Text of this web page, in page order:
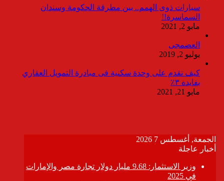
سيارات ذوى الهمم.. بين مطرقة الحكومة وسندان
السماسرة!!
مايو 2, 2021
العضمجى
يوليو 2, 2019
كيف تقدم على وحدة سكنية فى مبادرة التمويل العقاري
بفايدة ٣٪
مايو 21, 2021